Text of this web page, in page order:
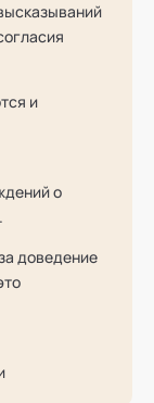
и
о
доведение